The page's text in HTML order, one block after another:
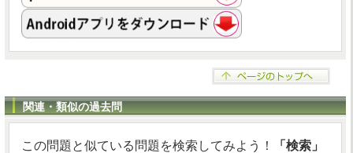
関連・類似の過去問
この問題と似ている問題を検索してみよう！
「検索」